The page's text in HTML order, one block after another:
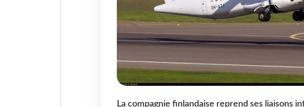
La compagnie finlandaise reprend ses liaisons